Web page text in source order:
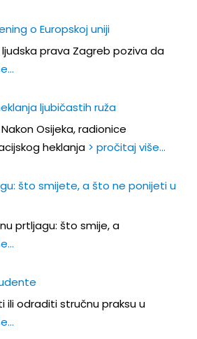
o Europskoj uniji
prava Zagreb poziva da
ljubičastih ruža
Nakon Osijeka, radionice
heklanja > pročitaj više…
što smijete, a što ne ponijeti u
prtljagu: što smije, a
ili odraditi stručnu praksu u